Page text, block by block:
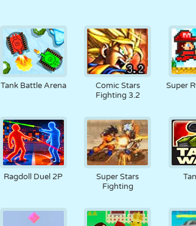
Tank Battle Arena
Comic Stars
Fighting 3.2
Super
Ragdoll Duel 2P
Super Stars
Fighting